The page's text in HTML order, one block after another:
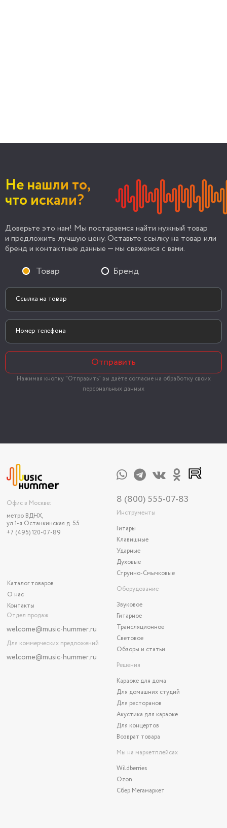
Не нашли то,
что искали?
Доверьте это нам! Мы постараемся найти нужный товар
и предложить лучшую цену. Оставьте ссылку на товар или
бренд и контактные данные — мы свяжемся с вами.
Товар Бренд
Отправить
Нажимая кнопку "Отправить" вы даёте согласие на обработку своих
персональных данных
Офис в Москве:
метро ВДНХ,
ул 1-я Останкинская д. 55
+7 (495) 120-07-89
Каталог товаров
О нас
Контакты
Отдел продаж
welcome@music-hummer.ru
Для коммерческих предложений
welcome@music-hummer.ru
8 (800) 555-07-83
Инструменты
Гитары
Клавишные
Ударные
Духовые
Струнно-Смычковые
Оборудование
Звуковое
Гитарное
Трансляционное
Световое
Обзоры и статьи
Решения
Караоке для дома
Для домашних студий
Для ресторанов
Акустика для караоке
Для концертов
Возврат товара
Мы на маркетплейсах
Wildberries
Ozon
Сбер Мегамаркет